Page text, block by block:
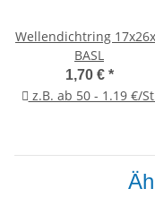
Wellendichtring
BASL
1,70 € *
z.B. ab 50 - 1.19 €/